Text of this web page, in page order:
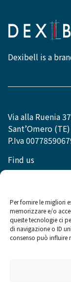
Per fornire le migliori
memorizzare e/o
queste tecnologie ci
di navigazione o ID
consenso può influire
Dexibell is a
Via alla Ruenia
Sant’Omero
P.Iva
Find us
Social